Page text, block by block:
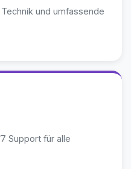
und umfassende
Support für alle